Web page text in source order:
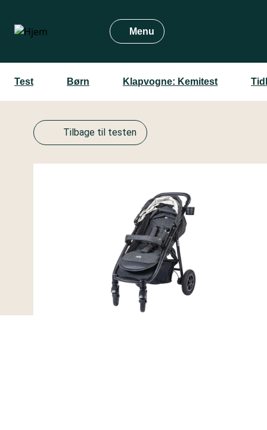
hovedindhold
Menu
Test Børn Klapvogne: Kemitest
Tilbage til testen